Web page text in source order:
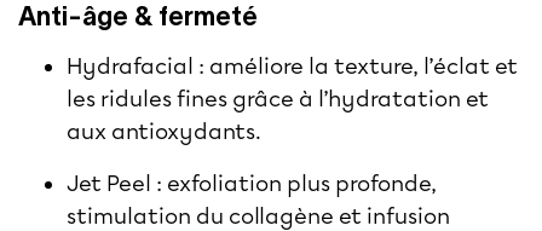
Anti‑âge & fermeté
Hydrafacial : améliore la texture, l’éclat et
les ridules fines grâce à l’hydratation et
aux antioxydants.
Jet Peel : exfoliation plus profonde,
stimulation du collagène et infusion